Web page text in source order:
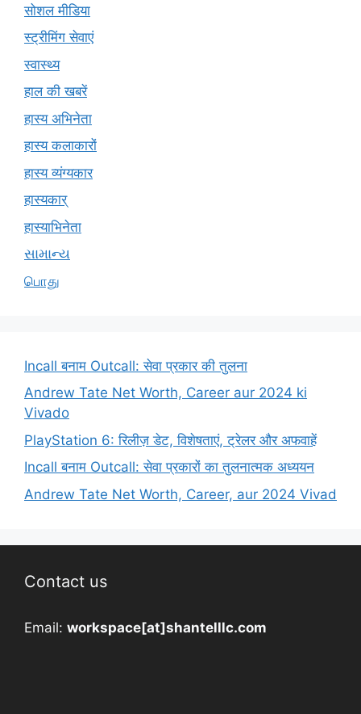
सोशल मीडिया
स्ट्रीमिंग सेवाएं
स्वास्थ्य
हाल की खबरें
हास्य अभिनेता
हास्य कलाकारों
हास्य व्यंग्यकार
हास्यकार्
हास्याभिनेता
સામાન્ય
பொது
Incall बनाम Outcall: सेवा प्रकार की तुलना
Andrew Tate Net Worth, Career aur 2024 ki
Vivado
PlayStation 6: रिलीज़ डेट, विशेषताएं, ट्रेलर और अफवाहें
Incall बनाम Outcall: सेवा प्रकारों का तुलनात्मक अध्ययन
Andrew Tate Net Worth, Career, aur 2024 Vivad
Contact us
Email: workspace[at]shantelllc.com